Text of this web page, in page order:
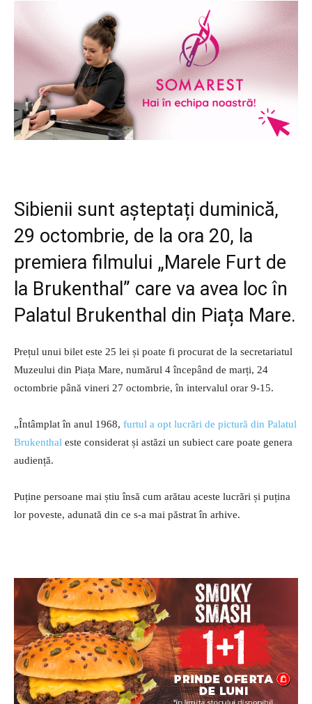
Sibienii sunt așteptați duminică,
29 octombrie, de la ora 20, la
premiera filmului „Marele Furt de
la Brukenthal” care va avea loc în
Palatul Brukenthal din Piața Mare.
Prețul unui bilet este 25 lei și poate fi procurat de la secretariatul
Muzeului din Piața Mare, numărul 4 începând de marți, 24
octombrie până vineri 27 octombrie, în intervalul orar 9-15.
„Întâmplat în anul 1968, furtul a opt lucrări de pictură din Palatul
Brukenthal este considerat și astăzi un subiect care poate genera
audiență.
Puține persoane mai știu însă cum arătau aceste lucrări și puțina
lor poveste, adunată din ce s-a mai păstrat în arhive.